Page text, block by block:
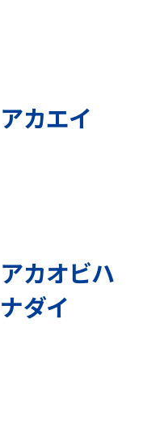
アカエイ
アカオビハ
ナダイ